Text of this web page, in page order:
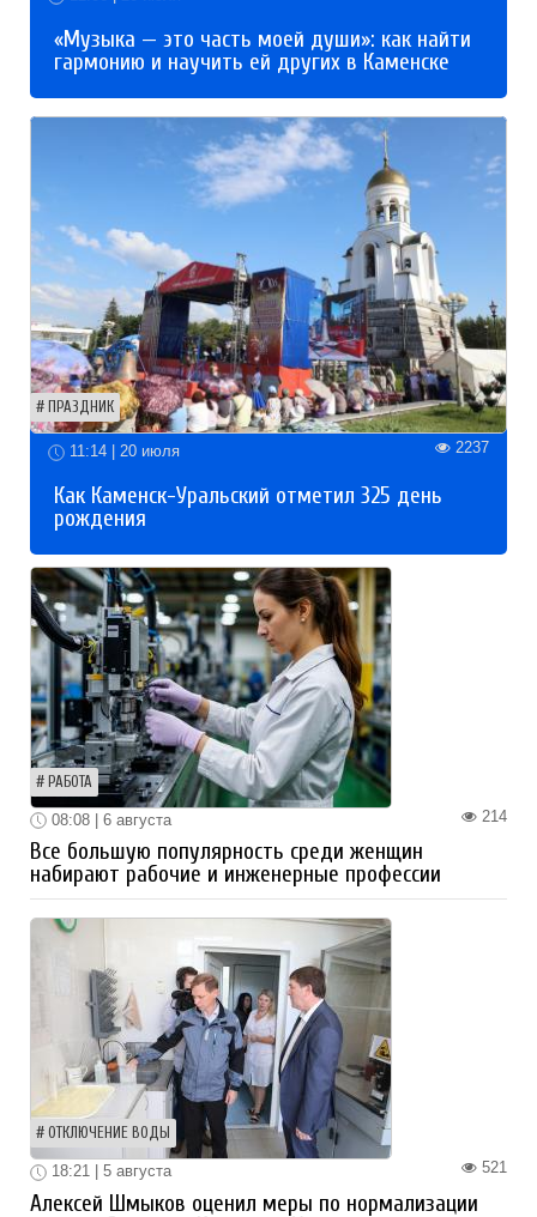
«Музыка — это часть моей души»: как найти
гармонию и научить ей других в Каменске
ПРАЗДНИК
11:14 | 20 июля 2237
Как Каменск-Уральский отметил 325 день
рождения
РАБОТА
214
08:08 | 6 августа
Все большую популярность среди женщин
набирают рабочие и инженерные профессии
ОТКЛЮЧЕНИЕ ВОДЫ
521
18:21 | 5 августа
Алексей Шмыков оценил меры по нормализации